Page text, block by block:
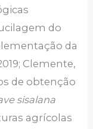
do
da
Clemente,
de obtenção
sisalana
agrícolas